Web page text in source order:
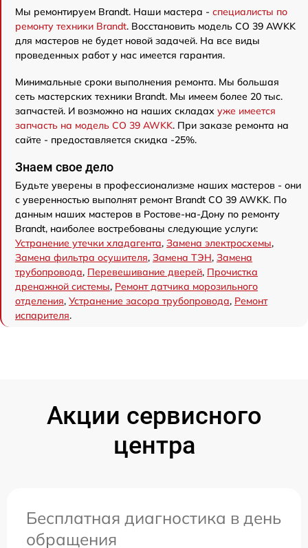
Мы ремонтируем Brandt. Наши мастера - специалисты по
ремонту техники Brandt. Восстановить модель CO 39 AWKK
для мастеров не будет новой задачей. На все виды
проведенных работ у нас имеется гарантия.
Минимальные сроки выполнения ремонта. Мы большая
сеть мастерских техники Brandt. Мы имеем более 20 тыс.
запчастей. И возможно на наших складах уже имеется
запчасть на модель CO 39 AWKK. При заказе ремонта на
сайте - предоставляется скидка -25%.
Знаем свое дело
Будьте уверены в профессионализме наших мастеров - они
с уверенностью выполнят ремонт Brandt CO 39 AWKK. По
данным наших мастеров в Ростове-на-Дону по ремонту
Brandt, наиболее востребованы следующие услуги:
Устранение утечки хладагента, Замена электросхемы,
Замена фильтра осушителя, Замена ТЭН, Замена
трубопровода, Перевешивание дверей, Прочистка
дренажной системы, Ремонт датчика морозильного
отделения, Устранение засора трубопровода, Ремонт
испарителя.
Акции сервисного
центра
Бесплатная диагностика в день
обращения